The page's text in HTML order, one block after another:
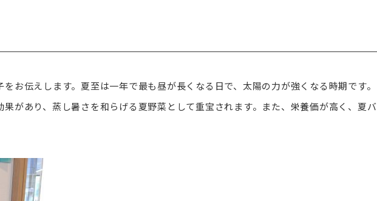
お伝えします。夏至は一年で最も昼が長くなる日で、太陽の力が強くなる時期です。
があり、蒸し暑さを和らげる夏野菜として重宝されます。また、栄養価が高く、夏バ